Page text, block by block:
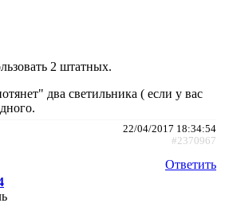
2 штатных.
два светильника ( если у вас
22/04/2017 18:34:54
#2370967
Ответить